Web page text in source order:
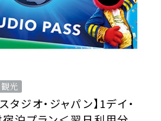
タジオ・ジャパン】1デイ・
光